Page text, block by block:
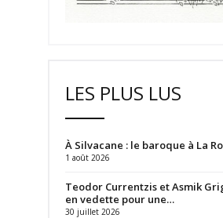
LES PLUS LUS
À Silvacane : le baroque à La
1 août 2026
Teodor Currentzis et Asmik
en vedette pour une…
30 juillet 2026